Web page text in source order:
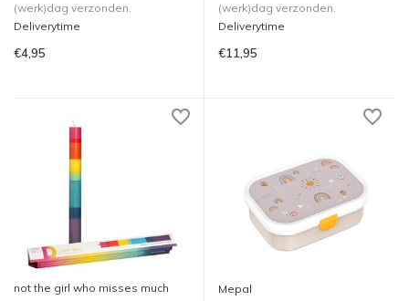
(werk)dag verzonden.
Deliverytime
€4,95
(werk)dag verzonden.
Deliverytime
€11,95
not the girl who misses much Mepal